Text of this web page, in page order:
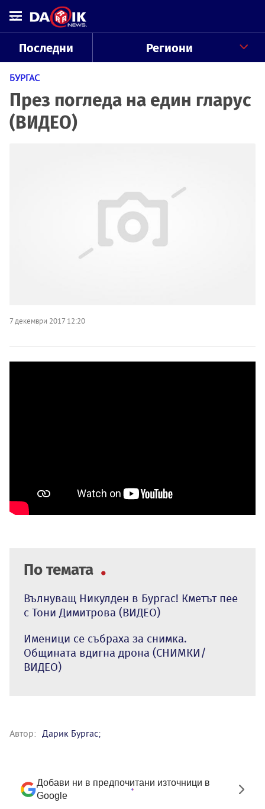
Последни Региони
БУРГАС
През погледа на един гларус
(ВИДЕО)
7 декември 2017 12:20
По темата
Вълнуващ Никулден в Бургас! Кметът пее
с Тони Димитрова (ВИДЕО)
Именици се събраха за снимка.
Общината вдигна дрона (СНИМКИ/
ВИДЕО)
Автор: Дарик Бургас;
Добави ни в предпочитани източници в
Google